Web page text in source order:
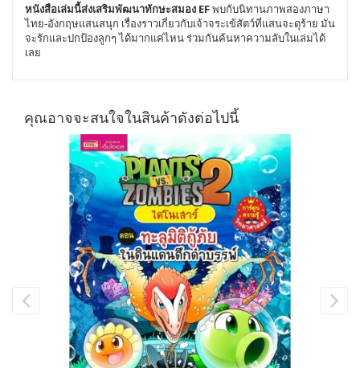
หนังสือเล่มนี้ส่งเสริมพัฒนาทักษะสมอง EFพบกับนิทานภาพสองภาษา
ไทย-อังกฤษแสนสนุก เรื่องราวเกี่ยวกับเจ้าจระเข้สัตว์ที่แสนจะดุร้าย มัน
จะรักและปกป้องลูกๆ ได้มากแค่ไหน ร่วมกันค้นหาความลับในเล่มได้
เลย
คุณอาจจะสนใจในสินค้าดังต่อไปนี้